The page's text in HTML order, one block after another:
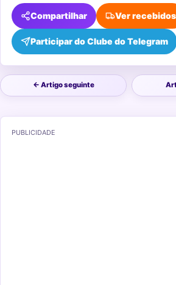
Compartilhar
Participar do Clube do Telegram
Ver recebidos
← Artigo seguinte
PUBLICIDADE